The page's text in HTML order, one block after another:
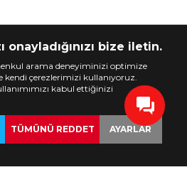
onayladığınızı bize iletin.
arama deneyiminizi optimize
çerezlerimizi kullanıyoruz.
kabul ettiğinizi
TÜMÜNÜ REDDET AYARLAR